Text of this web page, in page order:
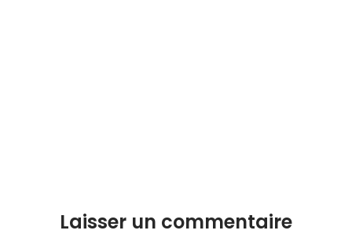
Laisser un commentaire